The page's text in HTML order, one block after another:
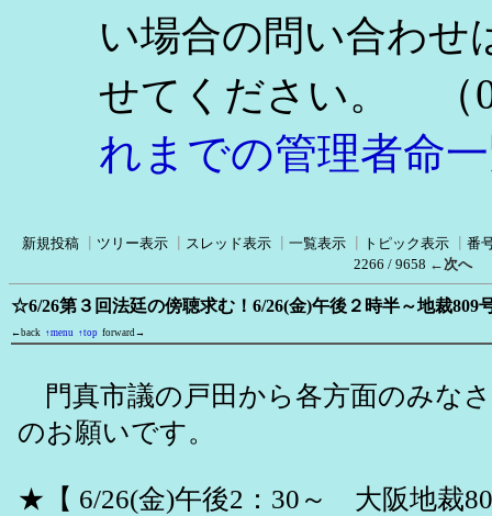
い場合の問い合わせ
せてください。
（
れまでの管理者命
新規投稿 ツリー表示 スレッド表示 一覧表示 トピック表示
番
2266 / 9658 ←次へ
☆6/26第３回法廷の傍聴求む！6/26(金)午後２時半～地裁809
←back ↑menu ↑top forward→
門真市議の戸田から各方面のみな
のお願いです。
★【 6/26(金)午後2：30～ 大阪地裁